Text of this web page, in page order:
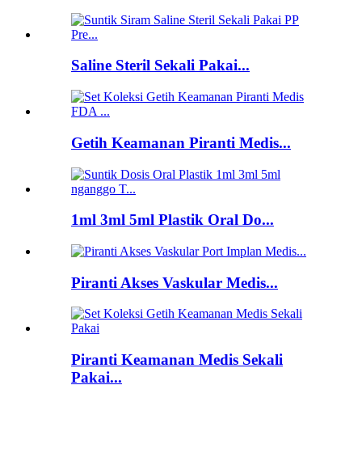
Saline Steril Sekali Pakai...
Getih Keamanan Piranti Medis...
1ml 3ml 5ml Plastik Oral Do...
Piranti Akses Vaskular Medis...
Piranti Keamanan Medis Sekali
Pakai...